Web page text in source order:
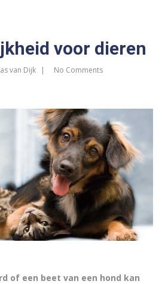
voor dieren
van Dijk No Comments
of een beet van een hond kan